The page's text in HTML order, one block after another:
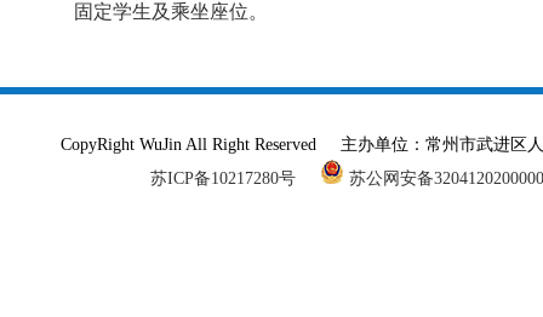
固定学生及乘坐座位。
CopyRight WuJin All Right Reserved 主办单位：常州市武进
苏ICP备10217280号
苏公网安备